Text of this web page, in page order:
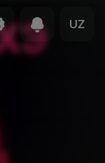
UZ